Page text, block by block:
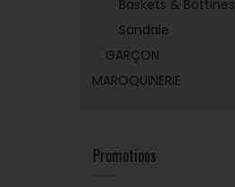
Baskets & Bottines
Sandale
GARÇON
MAROQUINERIE
Promotions